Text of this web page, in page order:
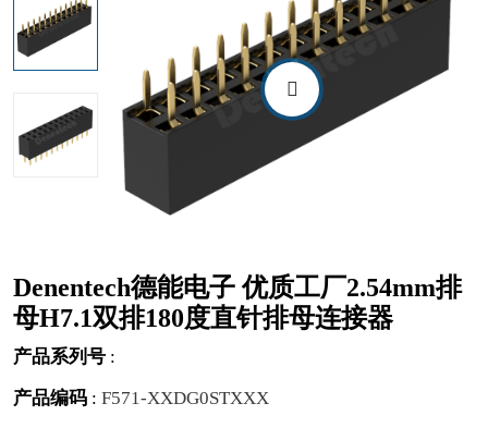
Denentech德能电子 优质工厂2.54mm排
母H7.1双排180度直针排母连接器
产品系列号 :
产品编码 : F571-XXDG0STXXX